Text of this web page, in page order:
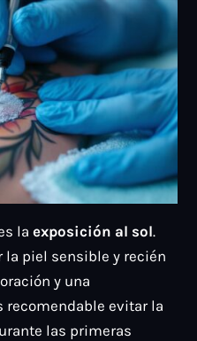
laexposición al sol.
la piel sensible y recién
y una
recomendable evitar la
las primeras